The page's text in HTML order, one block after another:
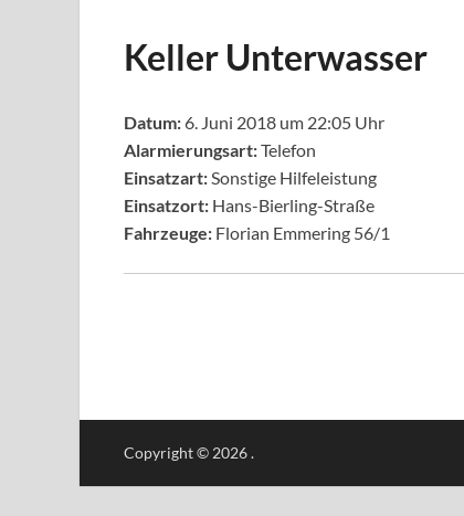
Keller Unterwasser
Datum: 6. Juni 2018 um 22:05 Uhr
Alarmierungsart:Telefon
Einsatzart:Sonstige Hilfeleistung
Einsatzort: Hans-Bierling-Straße
Fahrzeuge: Florian Emmering 56/1
Copyright © 2026.